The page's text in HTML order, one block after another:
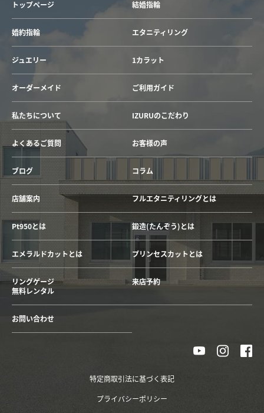
トップページ 結婚指輪
婚約指輪 エタニティリング
ジュエリー 1カラット
オーダーメイド ご利用ガイド
私たちについて IZURUのこだわり
よくあるご質問 お客様の声
ブログ コラム
店舗案内 フルエタニティリングとは
Pt950とは 鍛造(たんぞう)とは
エメラルドカットとは プリンセスカットとは
リングゲージ
無料レンタル
来店予約
お問い合わせ
特定商取引法に基づく表記
プライバシーポリシー